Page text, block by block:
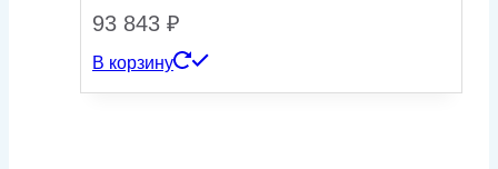
93 843 ₽
В корзину